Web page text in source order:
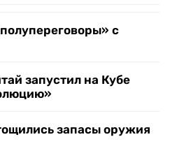
с
запустил на Кубе
запасы оружия